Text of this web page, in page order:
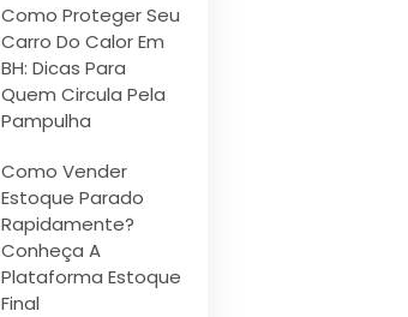
Como Proteger Seu
Carro Do Calor Em
BH: Dicas Para
Quem Circula Pela
Pampulha
Como Vender
Estoque Parado
Rapidamente?
Conheça A
Plataforma Estoque
Final